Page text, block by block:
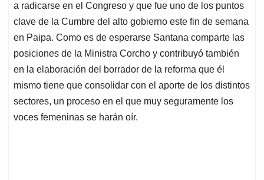
a radicarse en el Congreso y que fue uno de los puntos
clave de la Cumbre del alto gobierno este fin de semana
en Paipa. Como es de esperarse Santana comparte las
posiciones de la Ministra Corcho y contribuyó también
en la elaboración del borrador de la reforma que él
mismo tiene que consolidar con el aporte de los distintos
sectores, un proceso en el que muy seguramente los
voces femeninas se harán oír.